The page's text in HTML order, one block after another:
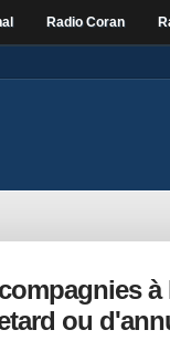
Radio Coran
à
ou